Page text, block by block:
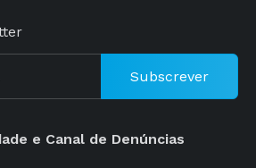
Subscrever
e Canal de Denúncias